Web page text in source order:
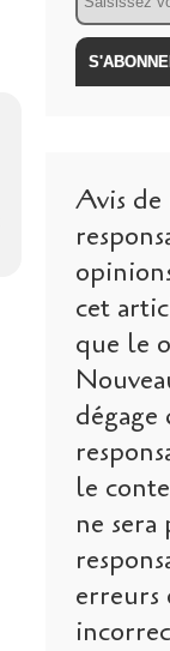
Avis de
cet
que le
le
ne sera
erreurs